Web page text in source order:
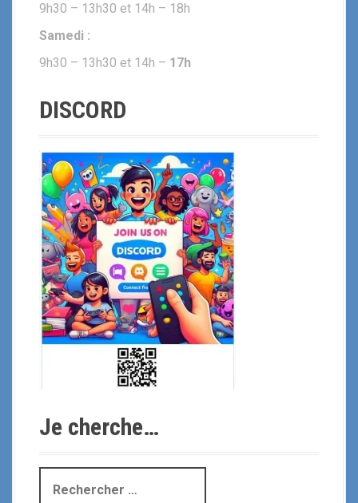
9h30 – 13h30 et 14h – 18h
Samedi :
9h30 – 13h30 et 14h – 17h
DISCORD
Je cherche…